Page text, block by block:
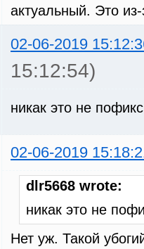
актуальный. Это
02-06-2019
15:12:54)
никак это не
02-06-2019
dlr5668 wrote:
никак это не
Нет уж. Такой